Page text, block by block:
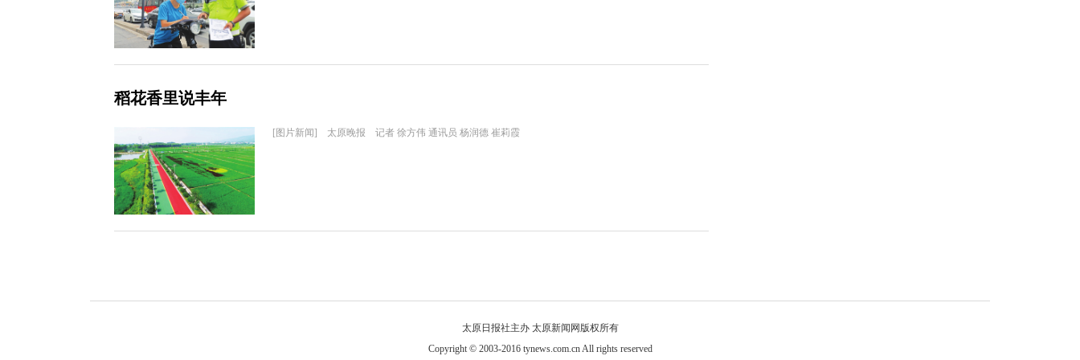
稻花香里说丰年
[图片新闻] 太原晚报 记者 徐方伟 通讯员 杨润德 崔莉霞
太原日报社主办 太原新闻网版权所有
Copyright © 2003-2016 tynews.com.cn All rights reserved